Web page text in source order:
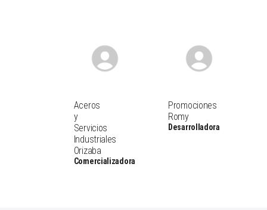
Aceros
y
Servicios
Industriales
Orizaba
Comercializadora
Promociones
Romy
Desarrolladora